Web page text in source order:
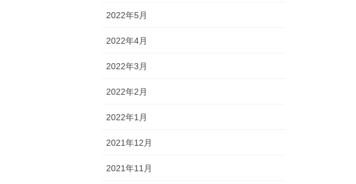
2022年5月
2022年4月
2022年3月
2022年2月
2022年1月
2021年12月
2021年11月